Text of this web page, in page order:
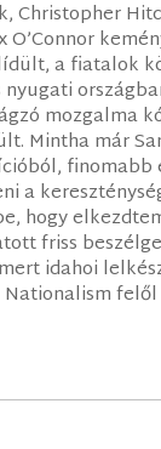
Christopher
a fiatalok
mozgalma
Mintha már
finomabb
a
hogy
friss
idahoi